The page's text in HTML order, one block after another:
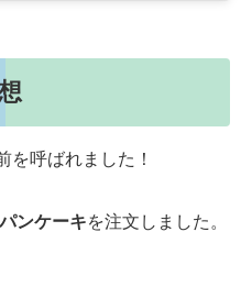
を呼ばれました！
ンケーキを注文しました。